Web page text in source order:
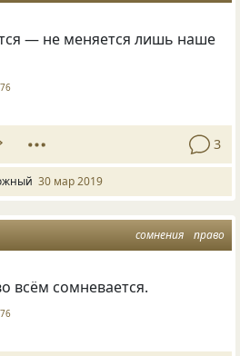
— не меняется лишь наше
3
30 мар 2019
сомнения право
всём сомневается.